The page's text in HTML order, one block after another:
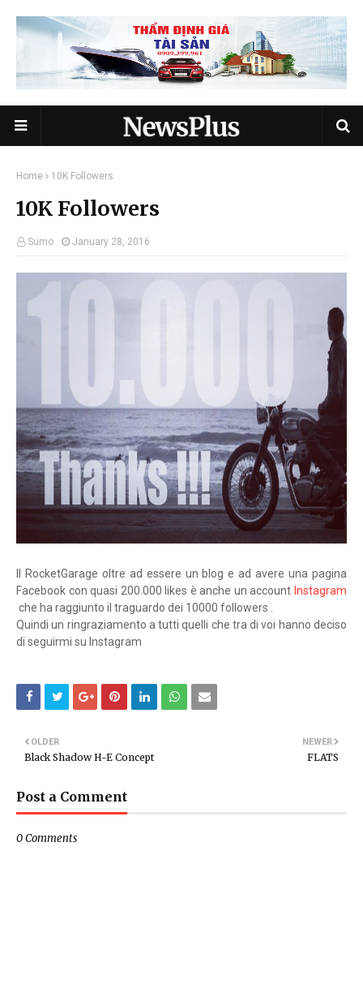
Home 10K Followers
10K Followers
Sumo January 28, 2016
Il RocketGarage oltre ad essere un blog e ad avere una pagina
Facebook con quasi 200.000 likes è anche un account Instagram
che ha raggiunto il traguardo dei 10000 followers .
Quindi un ringraziamento a tutti quelli che tra di voi hanno deciso
di seguirmi su Instagram
NEWER
FLATS
OLDER
Black Shadow H-E Concept
Post a Comment
0 Comments